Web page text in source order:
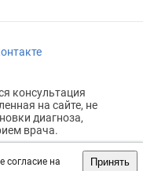
согласие на
Принять
консультация
на сайте, не
диагноза,
врача.